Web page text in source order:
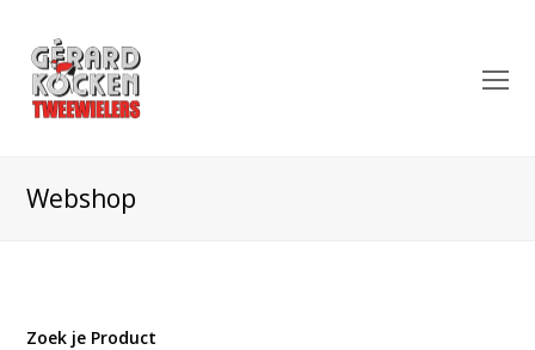
Webshop
Zoek je Product